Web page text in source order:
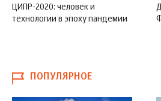
ЦИПР-2020: человек и
технологии в эпоху пандемии
ПОПУЛЯРНОЕ